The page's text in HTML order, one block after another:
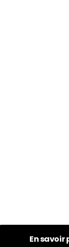
En savoir